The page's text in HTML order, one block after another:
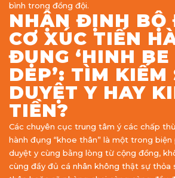
bình trong đồng đội.
NHẬN ĐỊNH BỘ
CƠ XÚC TIẾN
ĐỤNG ‘HINH BE
DEP’: TÌM KIẾM
DUYỆT Y HAY
TIỀN?
Các chuyên cục trung tâm ý các chấp
hành đụng “khoe thân” là một trong
duyệt y cùng bằng lòng từ cộng đồng,
cùng đầy đủ cá nhân không thật sự thỏa